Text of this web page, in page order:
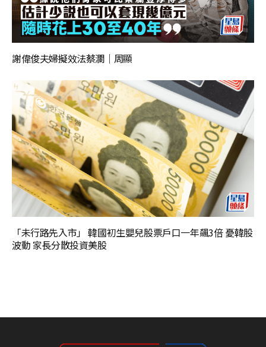
謝偉俊夫婦擬效法蔡瀾｜周顯
「未行路先入市」 韓國初生嬰兒股票戶口一年飆3倍 憂韓股
波動 家長分散投資美股